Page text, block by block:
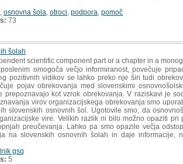
osnovna šola otroci podpora pomoč
73
šolah
scientific component part or a chapter in a
omogoča večjo informiranost, povečuje
pozitivnih vidikov se lahko preko nje širi tudi
pojav obrekovanja med slovenskimi
kot vzrok obrekovanja. V raziskavi je
virov organizacijskega obrekovanja smo
slovenskih osnovnih šol. Ugotovile smo, da
vire. Velikih razlik ni bilo možno opaziti pri
preučevanja. Lahko pa smo opazile večja
na slovenskih osnovnih šolah in daje informacije,
gsq
5